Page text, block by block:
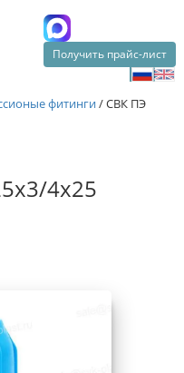
Получить прайс-лист
фитинги/СВК ПЭ
4х25